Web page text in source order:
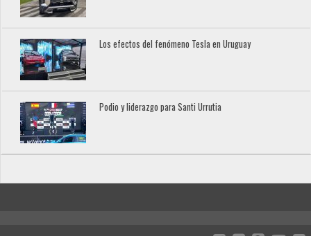
Los efectos del fenómeno Tesla en Uruguay
Podio y liderazgo para Santi Urrutia